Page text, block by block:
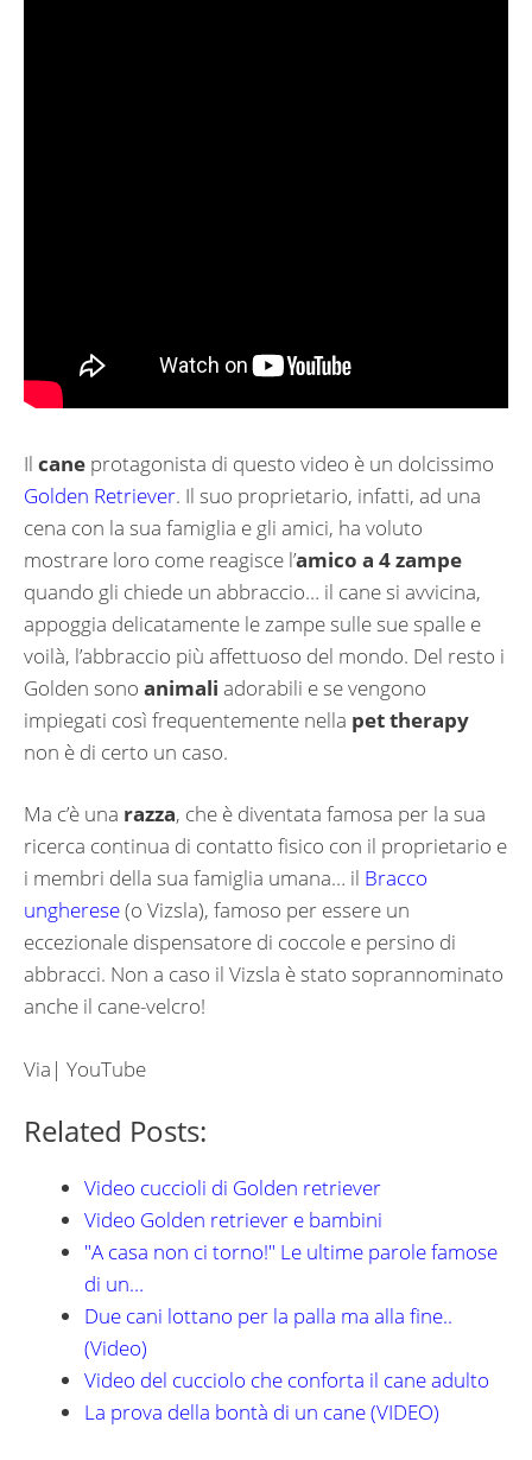
Il cane protagonista di questo video è un dolcissimo
Golden Retriever. Il suo proprietario, infatti, ad una
cena con la sua famiglia e gli amici, ha voluto
mostrare loro come reagisce l’amico a 4 zampe
quando gli chiede un abbraccio… il cane si avvicina,
appoggia delicatamente le zampe sulle sue spalle e
voilà, l’abbraccio più affettuoso del mondo. Del resto i
Golden sono animali adorabili e se vengono
impiegati così frequentemente nella pet therapy
non è di certo un caso.
Ma c’è una razza, che è diventata famosa per la sua
ricerca continua di contatto fisico con il proprietario e
i membri della sua famiglia umana… il Bracco
ungherese(o Vizsla), famoso per essere un
eccezionale dispensatore di coccole e persino di
abbracci. Non a caso il Vizsla è stato soprannominato
anche il cane-velcro!
Via| YouTube
Related Posts:
Video cuccioli di Golden retriever
Video Golden retriever e bambini
"A casa non ci torno!" Le ultime parole famose
di un…
Due cani lottano per la palla ma alla fine..
(Video)
Video del cucciolo che conforta il cane adulto
La prova della bontà di un cane (VIDEO)